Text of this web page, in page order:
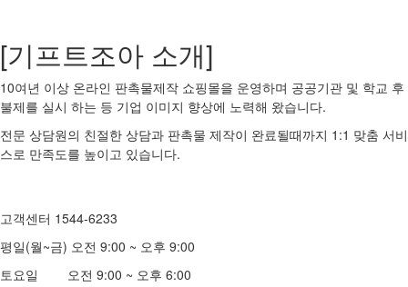
[기프트조아 소개]
10여년 이상 온라인 판촉물제작 쇼핑몰을 운영하며 공공기관 및 학교 후
불제를 실시 하는 등 기업 이미지 향상에 노력해 왔습니다.
전문 상담원의 친절한 상담과 판촉물 제작이 완료될때까지 1:1 맞춤 서비
스로 만족도를 높이고 있습니다.
고객센터 1544-6233
평일(월~금) 오전 9:00 ~ 오후 9:00
토요일 오전 9:00 ~ 오후 6:00